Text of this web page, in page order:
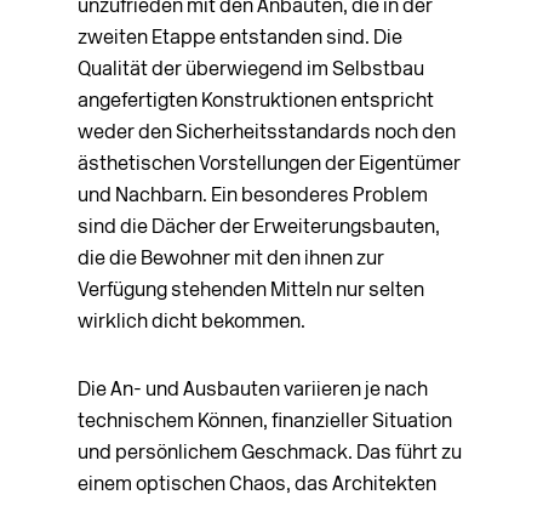
unzufrieden mit den Anbauten, die in der
zweiten Etappe entstanden sind. Die
Qualität der überwiegend im Selbstbau
angefertigten Konstruktionen entspricht
weder den Sicherheitsstandards noch den
ästhetischen Vorstellungen der Eigentümer
und Nachbarn. Ein besonderes Problem
sind die Dächer der Erweiterungsbauten,
die die Bewohner mit den ihnen zur
Verfügung stehenden Mitteln nur selten
wirklich dicht bekommen.
Die An- und Ausbauten variieren je nach
technischem Können, finanzieller Situation
und persönlichem Geschmack. Das führt zu
einem optischen Chaos, das Architekten